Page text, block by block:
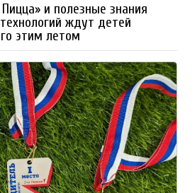
и полезные знания
ждут детей
этим летом